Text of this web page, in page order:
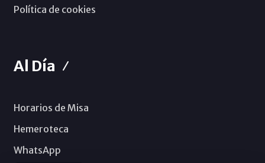
Política de cookies
Al Día
Horarios de Misa
Hemeroteca
WhatsApp